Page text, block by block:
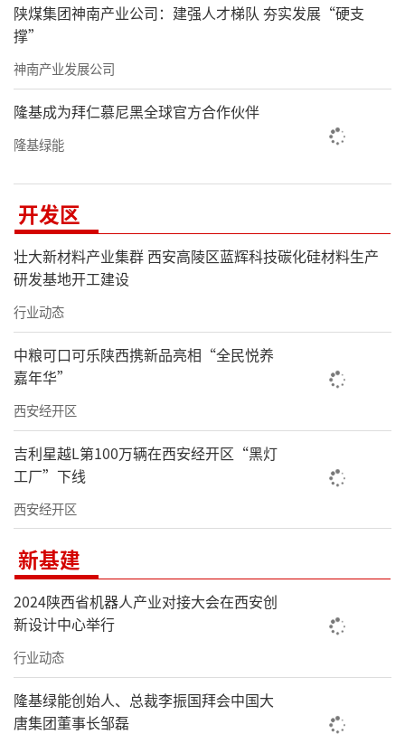
陕煤集团神南产业公司：建强人才梯队 夯实发展“硬支
撑”
神南产业发展公司
隆基成为拜仁慕尼黑全球官方合作伙伴
隆基绿能
开发区
壮大新材料产业集群 西安高陵区蓝辉科技碳化硅材料生产
研发基地开工建设
行业动态
中粮可口可乐陕西携新品亮相“全民悦养
嘉年华”
西安经开区
吉利星越L第100万辆在西安经开区“黑灯
工厂”下线
西安经开区
新基建
2024陕西省机器人产业对接大会在西安创
新设计中心举行
行业动态
隆基绿能创始人、总裁李振国拜会中国大
唐集团董事长邹磊